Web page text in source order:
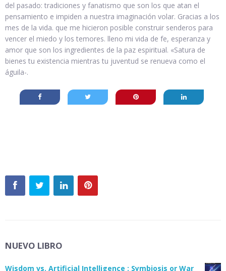
del pasado: tradiciones y fanatismo que son los que atan el
pensamiento e impiden a nuestra imaginación volar. Gracias a los
mes de la vida. que me hicieron posible construir senderos para
vencer el miedo y los temores. lleno mi vida de fe, esperanza y
amor que son los ingredientes de la paz espiritual. «Satura de
bienes tu existencia mientras tu juventud se renueva como el
águila-.
NUEVO LIBRO
Wisdom vs. Artificial Intelligence : Symbiosis or War